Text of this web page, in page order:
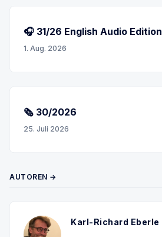
🎧 31/26 English Audio Edition
1. Aug. 2026
🗞 30/2026
25. Juli 2026
AUTOREN →
Karl-Richard Eberle